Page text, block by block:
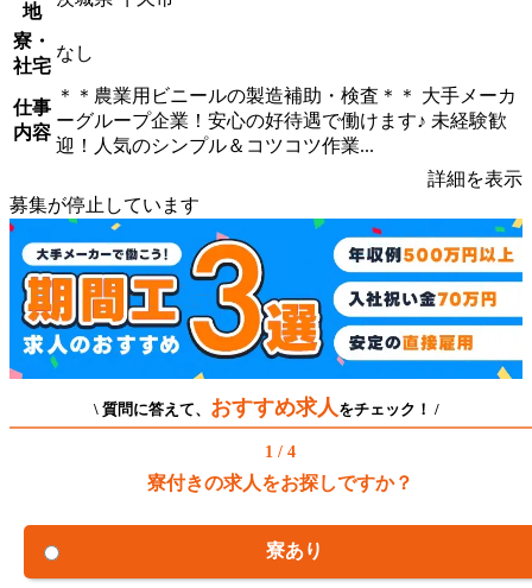
地
寮・
社宅
なし
仕事
内容
＊＊農業用ビニールの製造補助・検査＊＊ 大手メーカ
ーグループ企業！安心の好待遇で働けます♪ 未経験歓
迎！人気のシンプル＆コツコツ作業...
詳細を表示
募集が停止しています
\ 質問に答えて、 おすすめ求人 をチェック！ /
1 / 4
寮付きの求人をお探しですか？
寮あり